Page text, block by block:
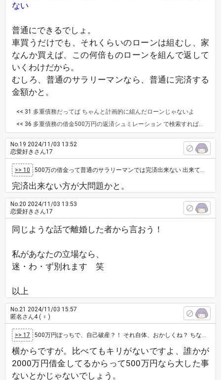
ない
普通にできるでしょ。
車買うだけでも、それくらいのローンは組むし、家
なんか買えば、この何倍ものローンを組んで返して
いくわけだから。
むしろ、普通のサラリーマンなら、普通に完済する
金額かと。
<< 31 多重債務だってば ちゃんと計画的に組んだローンじゃないよ
<< 36 多重債務の借金500万円の返済シュミレーション で検索すれば彼方此方に例が出ています。 以下は1つの例ですが >毎月6万5,000円を返済し続けて借金500万円を完済した場合の利息額や返済期間 >利息15%→返済回数295回→返済年数24年7ヵ月→返済総額1900万5,195円→うち利息額1400万5,195円 です。 スレ主さんの彼は実質的に既に上記の返済を負っています。(これ1社ね) 既に多重債務になっている時点で、返済は難しいので債務整理をするか、自己破産となります。 そもそも弁護士入れて債務も全て洗い出してみない事には借金500万円もあてになりません。 そして、本人は返しているつもりでも利子しか返していない可能性が高いです。 (通常の銀行の融資によるローンとは全く別物です) 更に多重債務になっている場合は、既に返済出来ずに他所から借りて返済しているので雪だるま式に増えている状況になっています。 つまり無理なんですよ。 離婚暦のある方が毎月の養育費でも家庭を更に持つと経済破綻する事があります。 勤め人の収入はどんなに良くてもある意味定額です。 成功している事業家や資産家でしたらどうということもない金額でも、生活があって捻出出来る金額は限られています。 そもそもキャッシングしている時点で貯蓄も計画性もありません。
No.19 2024/11/03 13:52
恋愛好きさん17
>> 10 500万の借金って普通のサラリーマンでは完済出来ない 出来ても長い年数かかる 自転車操業で借りては返すを繰り返して借金減らせてないんだと…
完済出来ない方が大問題かと。
No.20 2024/11/03 13:53
恋愛好きさん17
同じような話で離婚した者から言おう！
私があなたの立場なら、
迷・わ・ず別れます 笑
以上
No.21 2024/11/03 15:57
匿名さん4( ♀ )
>> 17 500万円ぽっちで、自己破産？！ それ自体、おかしくね？ ちなみに。 私の知る人は、2000万円の借金やったで〜 闇金から借りと…
横からですが。比べてもキリがないですよ、誰かが
2000万円借金してるからって500万円なら大した事
ないとかじゃないでしょう。